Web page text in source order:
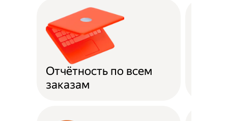
Отчётность по всем
заказам